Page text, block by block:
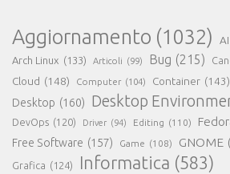
Aggiornamento (1032) AI
Arch Linux (133) Articoli (99) Bug (215)
Cloud (148) Computer (104) Container (143)
Desktop (160) Desktop
DevOps (120) Driver (94) Editing (110)
Free Software (157) Game (108) GNOME
Grafica (124) Informatica (583)